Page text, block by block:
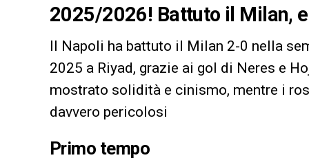
2025/2026! Battuto il Milan,
Il Napoli ha battuto il Milan 2-0 nella
2025 a Riyad, grazie ai gol di Neres e
mostrato solidità e cinismo, mentre i
davvero pericolosi
Primo tempo